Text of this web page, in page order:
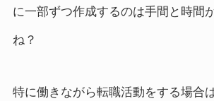
に一部ずつ作成するのは手間と時間
ね？
特に働きながら転職活動をする場合は